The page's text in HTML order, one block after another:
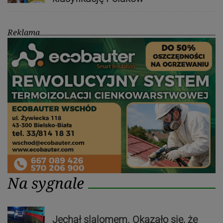
Reklama
Na sygnale
Jechał slalomem. Okazało się, że